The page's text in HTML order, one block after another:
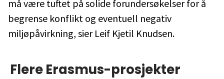
må være tuftet på solide forundersøkelser for å
begrense konflikt og eventuell negativ
miljøpåvirkning, sier Leif Kjetil Knudsen.
Flere Erasmus-prosjekter